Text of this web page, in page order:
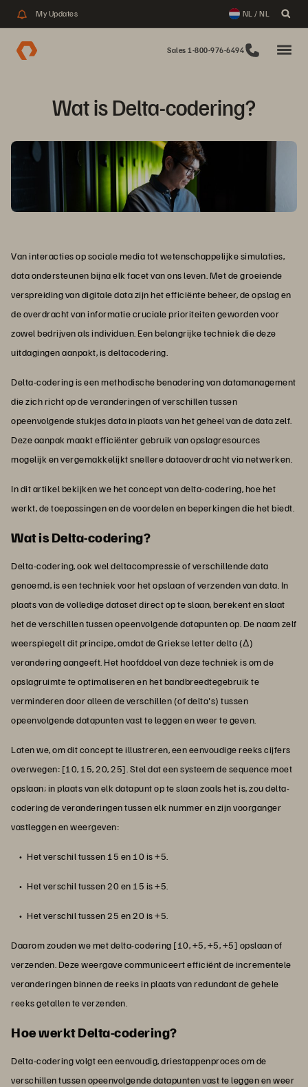
My Updates NL / NL
Sales 1-800-976-6494
Wat is Delta-codering?
Van interacties op sociale media tot wetenschappelijke simulaties,
data ondersteunen bijna elk facet van ons leven. Met de groeiende
verspreiding van digitale data zijn het efficiënte beheer, de opslag en
de overdracht van informatie cruciale prioriteiten geworden voor
zowel bedrijven als individuen. Een belangrijke techniek die deze
uitdagingen aanpakt, is deltacodering.
Delta-codering is een methodische benadering van datamanagement
die zich richt op de veranderingen of verschillen tussen
opeenvolgende stukjes data in plaats van het geheel van de data zelf.
Deze aanpak maakt efficiënter gebruik van opslagresources
mogelijk en vergemakkelijkt snellere dataoverdracht via netwerken.
In dit artikel bekijken we het concept van delta-codering, hoe het
werkt, de toepassingen en de voordelen en beperkingen die het biedt.
Wat is Delta-codering?
Delta-codering, ook wel deltacompressie of verschillende data
genoemd, is een techniek voor het opslaan of verzenden van data. In
plaats van de volledige dataset direct op te slaan, berekent en slaat
het de verschillen tussen opeenvolgende datapunten op. De naam zelf
weerspiegelt dit principe, omdat de Griekse letter delta (Δ)
verandering aangeeft. Het hoofddoel van deze techniek is om de
opslagruimte te optimaliseren en het bandbreedtegebruik te
verminderen door alleen de verschillen (of delta's) tussen
opeenvolgende datapunten vast te leggen en weer te geven.
Laten we, om dit concept te illustreren, een eenvoudige reeks cijfers
overwegen: [10, 15, 20, 25]. Stel dat een systeem de sequence moet
opslaan; in plaats van elk datapunt op te slaan zoals het is, zou delta-
codering de veranderingen tussen elk nummer en zijn voorganger
vastleggen en weergeven:
Het verschil tussen 15 en 10 is +5.
Het verschil tussen 20 en 15 is +5.
Het verschil tussen 25 en 20 is +5.
Daarom zouden we met delta-codering [10, +5, +5, +5] opslaan of
verzenden. Deze weergave communiceert efficiënt de incrementele
veranderingen binnen de reeks in plaats van redundant de gehele
reeks getallen te verzenden.
Hoe werkt Delta-codering?
Delta-codering volgt een eenvoudig, driestappenproces om de
verschillen tussen opeenvolgende datapunten vast te leggen en weer